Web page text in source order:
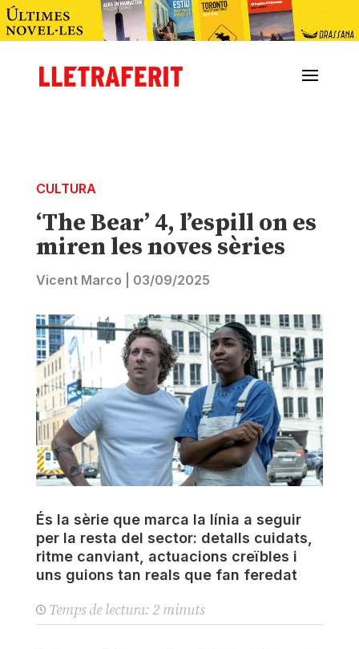
CULTURA
‘The Bear’ 4, l’espill on es
miren les noves sèries
Vicent Marco 03/09/2025
És la sèrie que marca la línia a seguir
per la resta del sector: detalls cuidats,
ritme canviant, actuacions creïbles i
uns guions tan reals que fan feredat
Temps de lectura: 2 minuts